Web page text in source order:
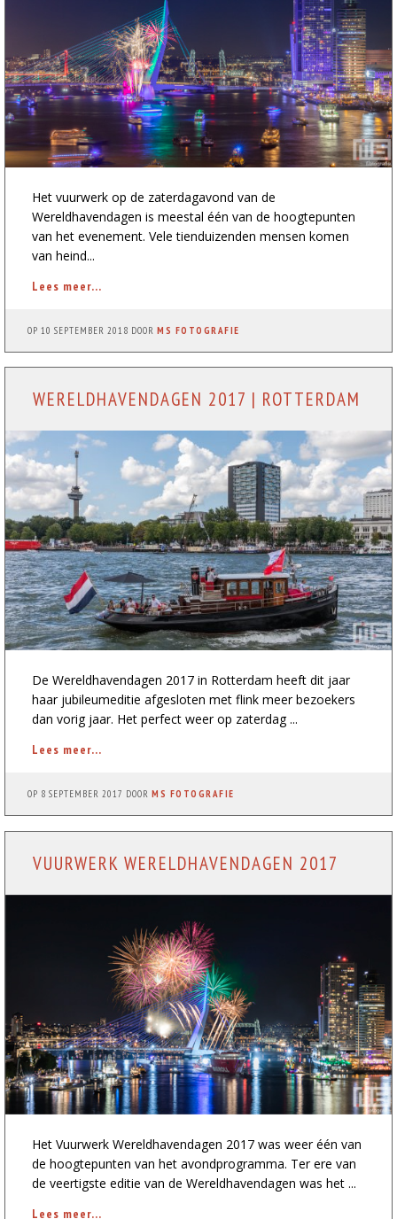
Het vuurwerk op de zaterdagavond van de
Wereldhavendagen is meestal één van de hoogtepunten
van het evenement. Vele tienduizenden mensen komen
van heind...
Lees meer...
OP10 SEPTEMBER 2018 DOORMS FOTOGRAFIE
WERELDHAVENDAGEN 2017 | ROTTERDAM
De Wereldhavendagen 2017 in Rotterdam heeft dit jaar
haar jubileumeditie afgesloten met flink meer bezoekers
dan vorig jaar. Het perfect weer op zaterdag ...
Lees meer...
OP 8 SEPTEMBER 2017 DOORMS FOTOGRAFIE
VUURWERK WERELDHAVENDAGEN 2017
Het Vuurwerk Wereldhavendagen 2017 was weer één van
de hoogtepunten van het avondprogramma. Ter ere van
de veertigste editie van de Wereldhavendagen was het ...
Lees meer...